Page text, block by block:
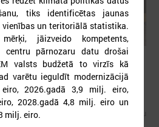
vienkopus parāda plašu un
par skolu tīklu Latvijā
parāda plašu un detalizētu informāciju
tiks identificētas jaunas
un teritoriālā statistika.
jāizveido kompetents,
centru pārnozaru datu drošai
valsts budžetā to virzīs kā
varētu ieguldīt modernizācijā
2026.gadā 3,9 milj. eiro,
2028.gadā 4,8 milj. eiro un
milj. eiro.